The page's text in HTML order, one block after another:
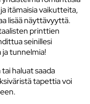
itämaisia vaikutteita,
lisää näyttävyyttä.
printtien
seinillesi
tunnelmia!
haluat saada
tapettia voi